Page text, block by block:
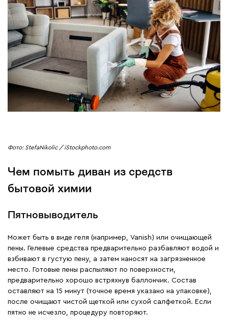
Фото: StefaNikolic / iStockphoto.com
Чем помыть диван из средств
бытовой химии
Пятновыводитель
Может быть в виде геля (например, Vanish) или очищающей
пены. Гелевые средства предварительно разбавляют водой и
взбивают в густую пену, а затем наносят на загрязненное
место. Готовые пены распыляют по поверхности,
предварительно хорошо встряхнув баллончик. Состав
оставляют на 15 минут (точное время указано на упаковке),
после очищают чистой щеткой или сухой салфеткой. Если
пятно не исчезло, процедуру повторяют.